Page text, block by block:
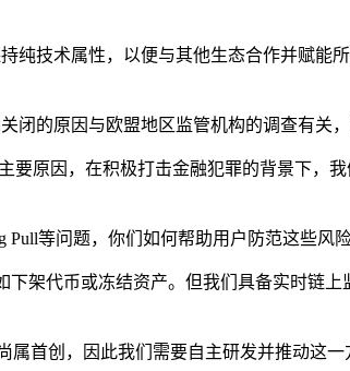
纯技术属性，以便与其他生态合作并赋能
闭的原因与欧盟地区监管机构的调查有关，
原因，在积极打击金融犯罪的背景下，
等问题，你们如何帮助用户防范这些风险
架代币或冻结资产。但我们具备实时链
首创，因此我们需要自主研发并推动这一